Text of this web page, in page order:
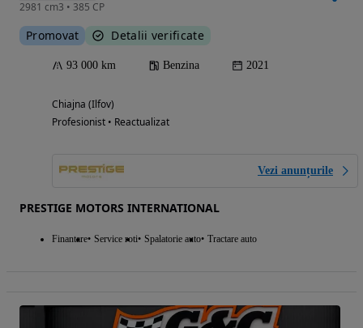
2981 cm3 • 385 CP
Promovat Detalii verificate
93 000 km Benzina 2021
Chiajna (Ilfov)
Profesionist • Reactualizat
Vezi anunțurile
PRESTIGE MOTORS INTERNATIONAL
Finantare Service roti Spalatorie auto Tractare auto